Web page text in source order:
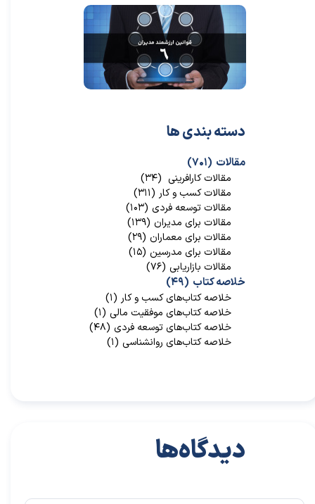
مقالات (۷۰۱)
مقالات کارافرینی (۳۴)
مقالات کسب و کار (۳۱۱)
مقالات توسعه فردی (۱۰۳)
مقالات برای مدیران (۱۳۹)
مقالات برای معماران (۲۹)
مقالات برای مدرسین (۱۵)
مقالات بازاریابی (۷۶)
خلاصه کتاب (۴۹)
خلاصه کتاب‌‌های کسب و کار (۱)
خلاصه کتاب‌‌های موفقیت مالی (۱)
خلاصه کتاب‌های توسعه فردی (۴۸)
خلاصه کتاب‌های روانشناسی (۱)
دسته بندی ها
دیدگاه‌ها